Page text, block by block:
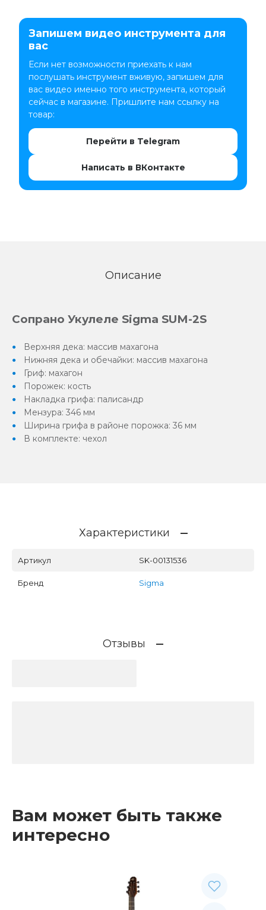
Запишем видео инструмента для
вас
Если нет возможности приехать к нам
послушать инструмент вживую, запишем для
вас видео именно того инструмента, который
сейчас в магазине. Пришлите нам ссылку на
товар:
Перейти в Telegram
Написать в ВКонтакте
Описание
Сопрано Укулеле Sigma SUM-2S
Верхняя дека: массив махагона
Нижняя дека и обечайки: массив махагона
Гриф: махагон
Порожек: кость
Накладка грифа: палисандр
Мензура: 346 мм
Ширина грифа в районе порожка: 36 мм
В комплекте: чехол
Характеристики
Артикул SK-00131536
Бренд Sigma
Отзывы
Вам может быть также
интересно